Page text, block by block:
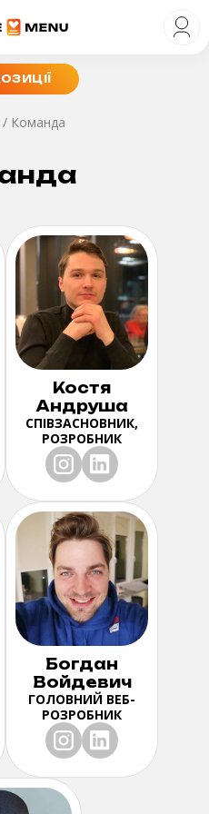
/ Команда
Костя
Андруша
СПІВЗАСНОВНИК,
РОЗРОБНИК
Богдан
Войдевич
ГОЛОВНИЙ ВЕБ-
РОЗРОБНИК